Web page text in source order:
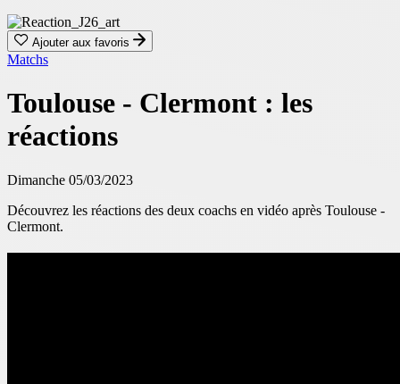
Ajouter aux favoris
Matchs
Toulouse - Clermont : les
réactions
Dimanche 05/03/2023
Découvrez les réactions des deux coachs en vidéo après Toulouse -
Clermont.